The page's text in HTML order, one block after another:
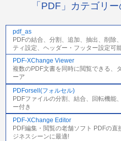
「PDF」カテゴリ
pdf_as
PDFの結合、分割、追加、抽出、削除
ティ設定、ヘッダー・フッター設定可
PDF-XChange Viewer
複数のPDF文書を同時に閲覧できる、
ーア
PDForsell(フォルセル)
PDFファイルの分割、結合、回転機能
ー付き
PDF-XChange Editor
PDF編集・閲覧の老舗ソフト PDFの
ジネスシーンに最適!